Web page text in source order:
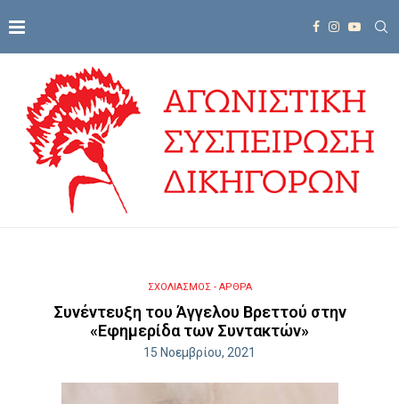
ΣΧΟΛΙΑΣΜΟΣ - ΑΡΘΡΑ
Συνέντευξη του Άγγελου Βρεττού στην
«Εφημερίδα των Συντακτών»
15 Νοεμβρίου, 2021